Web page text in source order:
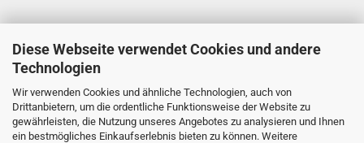
Diese Webseite verwendet Cookies und andere
Technologien
Wir verwenden Cookies und ähnliche Technologien, auch von
Drittanbietern, um die ordentliche Funktionsweise der Website zu
gewährleisten, die Nutzung unseres Angebotes zu analysieren und Ihnen
ein bestmögliches Einkaufserlebnis bieten zu können. Weitere